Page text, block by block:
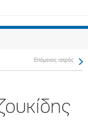
Επόμενος ιατρός